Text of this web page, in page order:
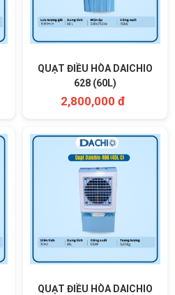
QUẠT ĐIỀU HÒA DAICHIO
628 (60L)
2,800,000 đ
QUẠT ĐIỀU HÒA DAICHIO